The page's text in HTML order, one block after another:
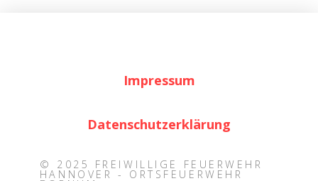
Impressum
Datenschutzerklärung
© 2025 FREIWILLIGE FEUERWEHR
HANNOVER - ORTSFEUERWEHR